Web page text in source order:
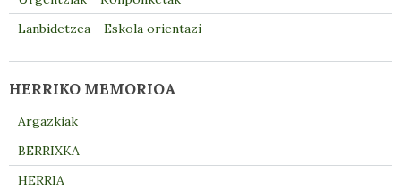
Lanbidetzea - Eskola orientazi
HERRIKO MEMORIOA
Argazkiak
BERRIXKA
HERRIA